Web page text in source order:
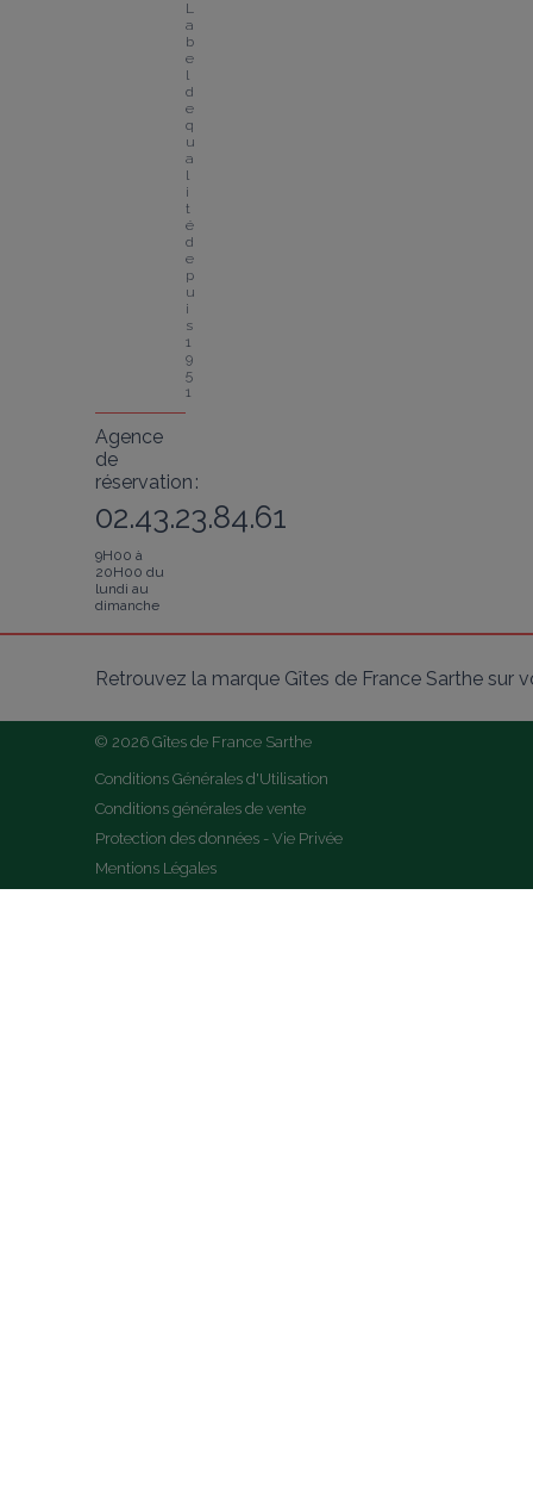
L
a
b
e
l
d
e
q
u
a
l
i
t
é
d
e
p
u
i
s
1
9
5
1
Agence
de
réservation :
02.43.23.84.61
9H00 à
20H00 du
lundi au
dimanche
Retrouvez la marque Gîtes de France Sarthe sur
© 2026 Gîtes de France Sarthe
Conditions Générales d'Utilisation
Conditions générales de vente
Protection des données - Vie Privée
Mentions Légales